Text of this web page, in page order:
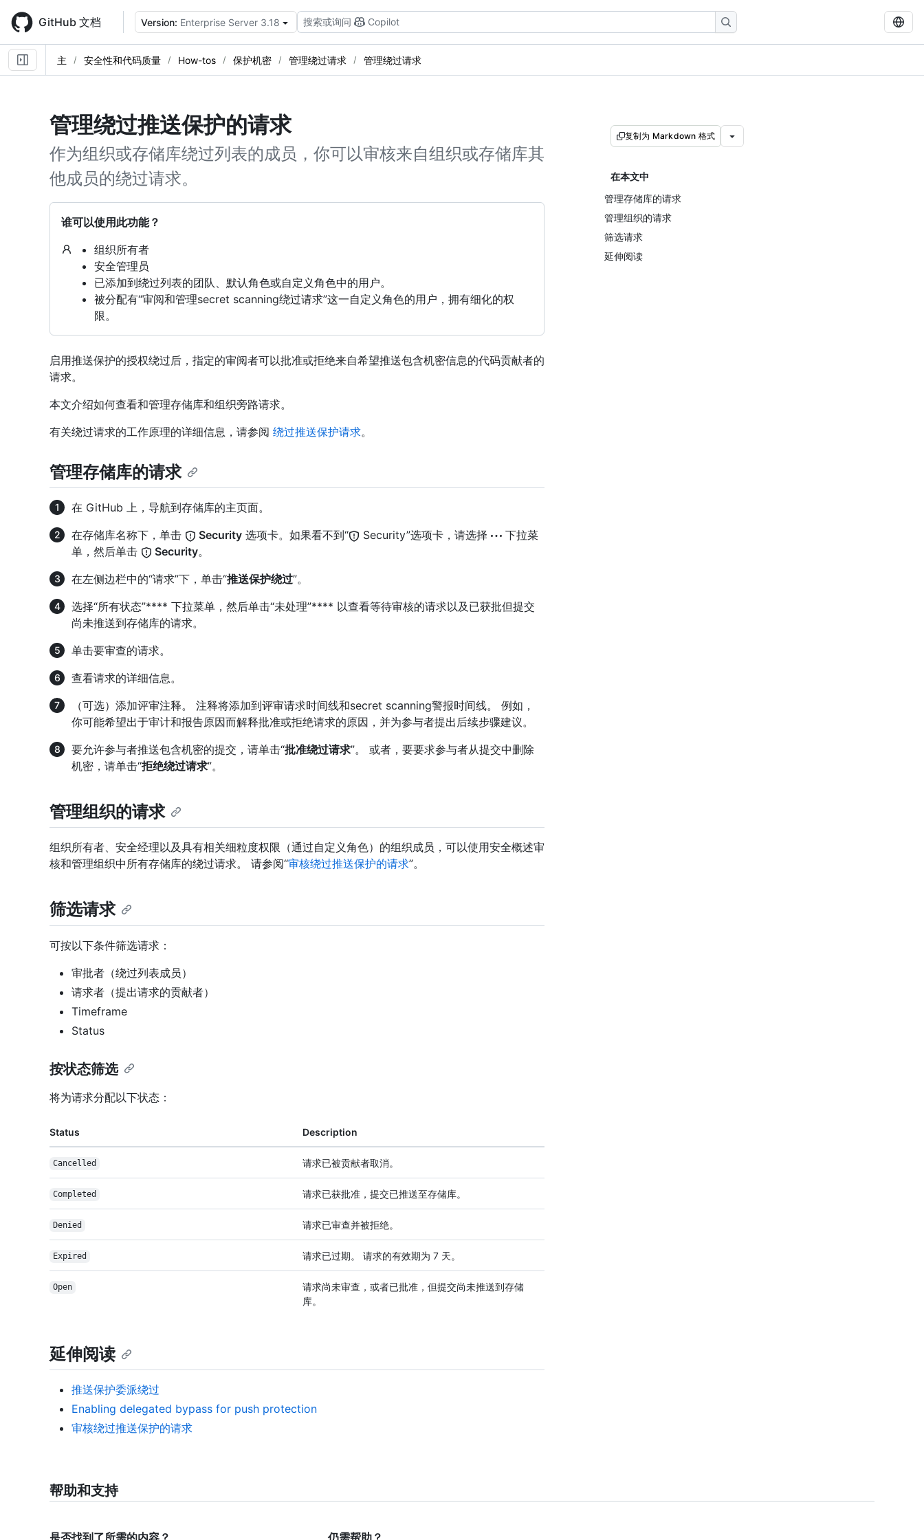
main
content
GitHub 文档 Version: Enterprise Server 3.18 搜索或询问 Copilot
主 安全性和代码质量 How-tos 保护机密 管理绕过请求 管理绕过请求
管理绕过推送保护的请求
作为组织或存储库绕过列表的成员，你可以审核来自组织或存储库其
他成员的绕过请求。
谁可以使用此功能？
组织所有者
安全管理员
已添加到绕过列表的团队、默认角色或自定义角色中的用户。
被分配有“审阅和管理secret scanning绕过请求”这一自定义角色的用户，拥有细化的权
限。
复制为 Markdown 格式
在本文中
管理存储库的请求
管理组织的请求
筛选请求
延伸阅读
启用推送保护的授权绕过后，指定的审阅者可以批准或拒绝来自希望推送包含机密信息的代码贡献者的
请求。
本文介绍如何查看和管理存储库和组织旁路请求。
有关绕过请求的工作原理的详细信息，请参阅 绕过推送保护请求。
管理存储库的请求
在 GitHub 上，导航到存储库的主页面。
在存储库名称下，单击
Security 选项卡。如果看不到“ Security”选项卡，请选择
下拉菜
单，然后单击
Security。
在左侧边栏中的“请求”下，单击“推送保护绕过”。
选择“所有状态”**** 下拉菜单，然后单击“未处理”**** 以查看等待审核的请求以及已获批但提交
尚未推送到存储库的请求。
单击要审查的请求。
查看请求的详细信息。
（可选）添加评审注释。 注释将添加到评审请求时间线和secret scanning警报时间线。 例如，
你可能希望出于审计和报告原因而解释批准或拒绝请求的原因，并为参与者提出后续步骤建议。
要允许参与者推送包含机密的提交，请单击“批准绕过请求”。 或者，要要求参与者从提交中删除
机密，请单击“拒绝绕过请求”。
管理组织的请求
组织所有者、安全经理以及具有相关细粒度权限（通过自定义角色）的组织成员，可以使用安全概述审
核和管理组织中所有存储库的绕过请求。 请参阅“审核绕过推送保护的请求”。
筛选请求
可按以下条件筛选请求：
审批者（绕过列表成员）
请求者（提出请求的贡献者）
Timeframe
Status
按状态筛选
将为请求分配以下状态：
Status Description
Cancelled 请求已被贡献者取消。
Completed 请求已获批准，提交已推送至存储库。
Denied 请求已审查并被拒绝。
Expired 请求已过期。 请求的有效期为 7 天。
Open
请求尚未审查，或者已批准，但提交尚未推送到存储
库。
延伸阅读
推送保护委派绕过
Enabling delegated bypass for push protection
审核绕过推送保护的请求
帮助和支持
是否找到了所需的内容？ 仍需帮助？